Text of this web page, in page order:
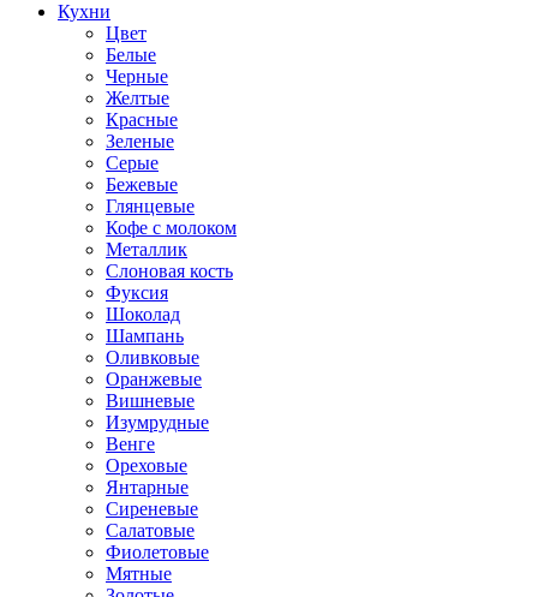
Кухни
Цвет
Белые
Черные
Желтые
Красные
Зеленые
Серые
Бежевые
Глянцевые
Кофе с молоком
Металлик
Слоновая кость
Фуксия
Шоколад
Шампань
Оливковые
Оранжевые
Вишневые
Изумрудные
Венге
Ореховые
Янтарные
Сиреневые
Салатовые
Фиолетовые
Мятные